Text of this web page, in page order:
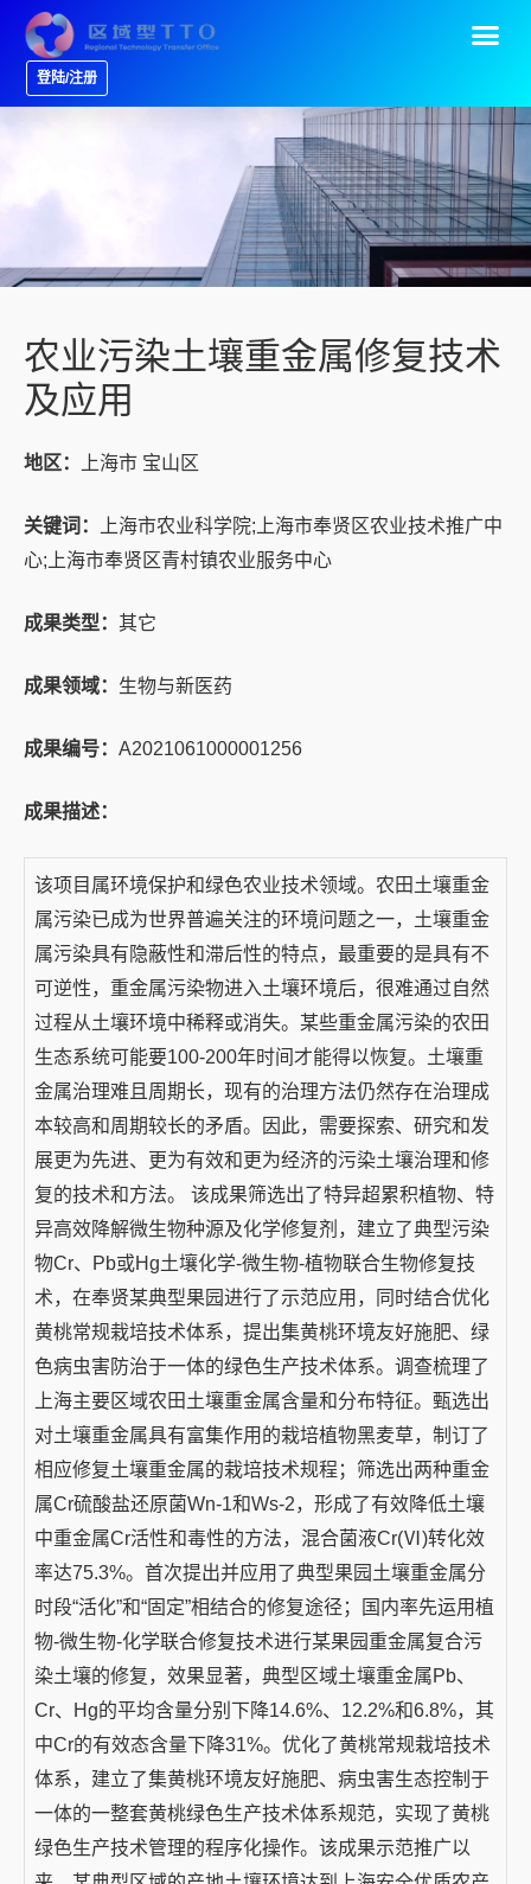
登陆/注册
农业污染土壤重金属修复技术
及应用
地区： 上海市 宝山区
关键词：
上海市农业科学院;上海市奉贤区农业技术推广中
心;上海市奉贤区青村镇农业服务中心
成果类型： 其它
成果领域： 生物与新医药
成果编号： A2021061000001256
成果描述：
该项目属环境保护和绿色农业技术领域。农田土壤重金
属污染已成为世界普遍关注的环境问题之一，土壤重金
属污染具有隐蔽性和滞后性的特点，最重要的是具有不
可逆性，重金属污染物进入土壤环境后，很难通过自然
过程从土壤环境中稀释或消失。某些重金属污染的农田
生态系统可能要100-200年时间才能得以恢复。土壤重
金属治理难且周期长，现有的治理方法仍然存在治理成
本较高和周期较长的矛盾。因此，需要探索、研究和发
展更为先进、更为有效和更为经济的污染土壤治理和修
复的技术和方法。 该成果筛选出了特异超累积植物、特
异高效降解微生物种源及化学修复剂，建立了典型污染
物Cr、Pb或Hg土壤化学-微生物-植物联合生物修复技
术，在奉贤某典型果园进行了示范应用，同时结合优化
黄桃常规栽培技术体系，提出集黄桃环境友好施肥、绿
色病虫害防治于一体的绿色生产技术体系。调查梳理了
上海主要区域农田土壤重金属含量和分布特征。甄选出
对土壤重金属具有富集作用的栽培植物黑麦草，制订了
相应修复土壤重金属的栽培技术规程；筛选出两种重金
属Cr硫酸盐还原菌Wn-1和Ws-2，形成了有效降低土壤
中重金属Cr活性和毒性的方法，混合菌液Cr(Ⅵ)转化效
率达75.3%。首次提出并应用了典型果园土壤重金属分
时段“活化”和“固定”相结合的修复途径；国内率先运用植
物-微生物-化学联合修复技术进行某果园重金属复合污
染土壤的修复，效果显著，典型区域土壤重金属Pb、
Cr、Hg的平均含量分别下降14.6%、12.2%和6.8%，其
中Cr的有效态含量下降31%。优化了黄桃常规栽培技术
体系，建立了集黄桃环境友好施肥、病虫害生态控制于
一体的一整套黄桃绿色生产技术体系规范，实现了黄桃
绿色生产技术管理的程序化操作。该成果示范推广以